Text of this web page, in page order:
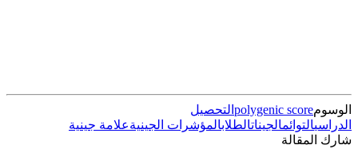
الوسومpolygenic score التحصيل
الدراسيالتوائمالجيناتالطلابالمؤشرات الجينيةعلامة جينية
شارك المقالة